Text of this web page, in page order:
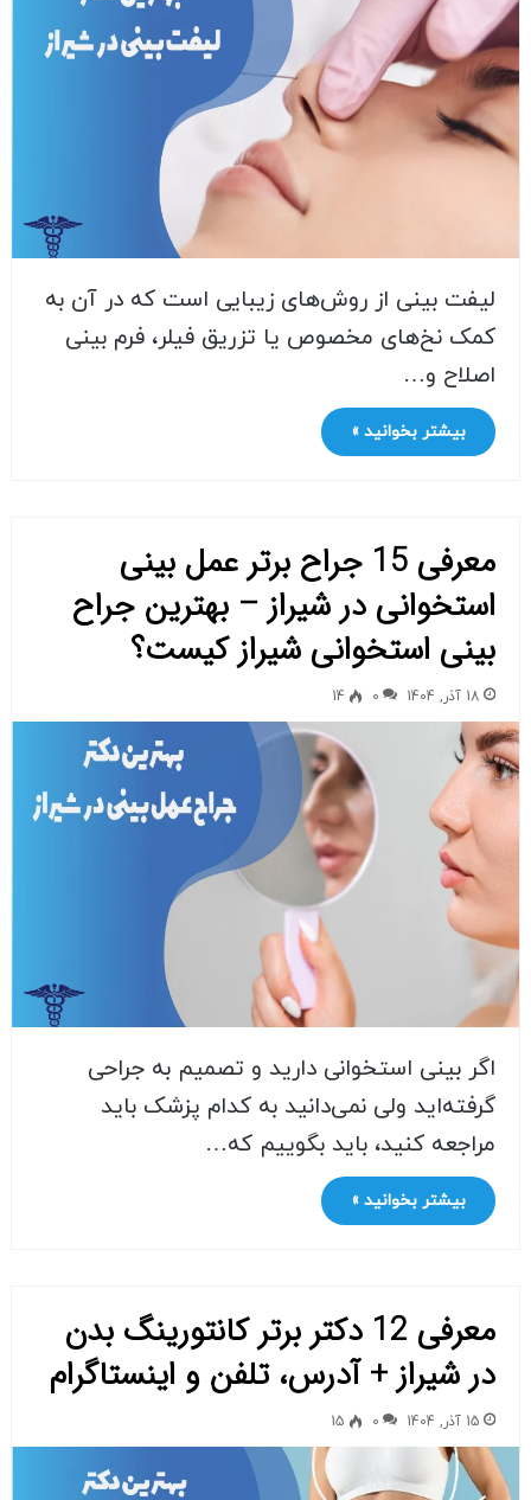
لیفت بینی از روش‌های زیبایی است که در آن به
کمک نخ‌های مخصوص یا تزریق فیلر، فرم بینی
اصلاح و…
بیشتر بخوانید »
معرفی 15 جراح برتر عمل بینی
استخوانی در شیراز – بهترین جراح
بینی استخوانی شیراز کیست؟
18 آذر, 1404 0
14
اگر بینی استخوانی دارید و تصمیم به جراحی
گرفته‌اید ولی نمی‌دانید به کدام پزشک باید
مراجعه کنید، باید بگوییم که…
بیشتر بخوانید »
معرفی 12 دکتر برتر کانتورینگ بدن
در شیراز + آدرس، تلفن و اینستاگرام
15 آذر, 1404 0
15